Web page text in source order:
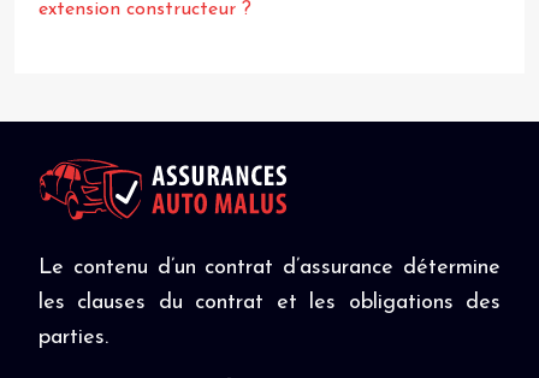
extension constructeur ?
Le contenu d’un contrat d’assurance détermine
les clauses du contrat et les obligations des
parties.